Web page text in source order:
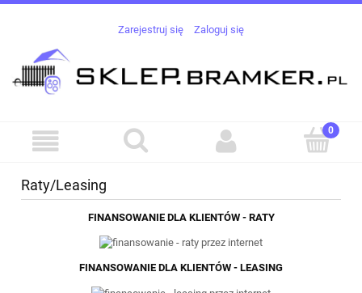
Zarejestruj się Zaloguj się
Raty/Leasing
FINANSOWANIE DLA KLIENTÓW - RATY
FINANSOWANIE DLA KLIENTÓW - LEASING